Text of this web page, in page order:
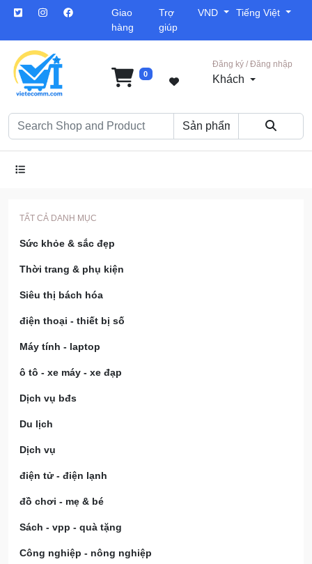
Giao
hàng
Trợ
giúp
VND Tiếng Việt
0
Đăng ký / Đăng nhập
Khách
TẤT CẢ DANH MỤC
Sức khỏe & sắc đẹp
Thời trang & phụ kiện
Siêu thị bách hóa
điện thoại - thiết bị số
Máy tính - laptop
ô tô - xe máy - xe đạp
Dịch vụ bđs
Du lịch
Dịch vụ
điện tử - điện lạnh
đồ chơi - mẹ & bé
Sách - vpp - quà tặng
Công nghiệp - nông nghiệp